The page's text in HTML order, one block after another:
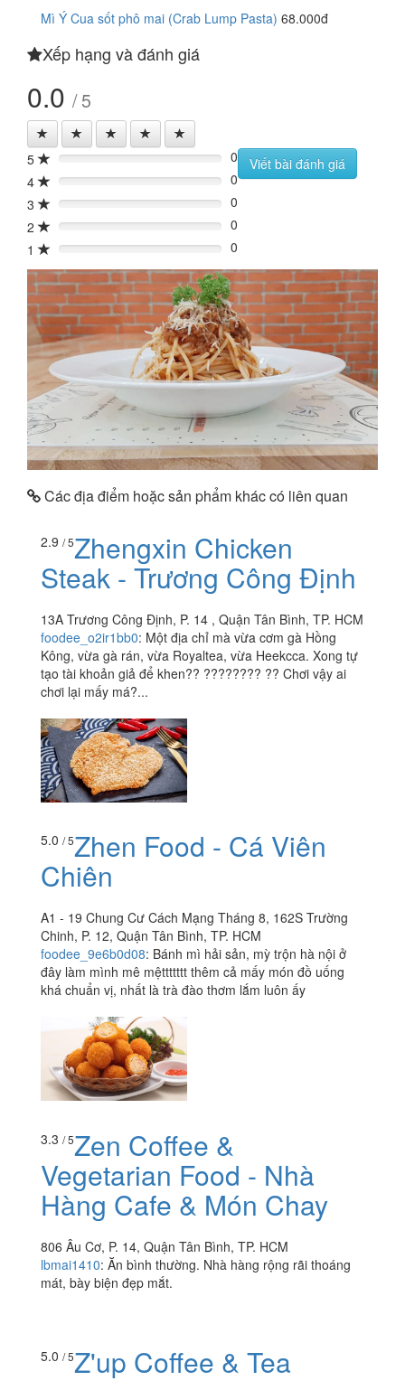
Mì Ý Cua sốt phô mai (Crab Lump Pasta) 68.000đ
Xếp hạng và đánh giá
0.0 / 5
5 0%
0
4
0%
0
3
0%
0
2
0%
0
1
0% 0
Viết bài đánh giá
Các địa điểm hoặc sản phẩm khác có liên quan
2.9 / 5Zhengxin Chicken
Steak - Trương Công Định
13A Trương Công Định, P. 14 , Quận Tân Bình, TP. HCM
foodee_o2ir1bb0: Một địa chỉ mà vừa cơm gà Hồng
Kông, vừa gà rán, vừa Royaltea, vừa Heekcca. Xong tự
tạo tài khoản giả để khen?? ???????? ?? Chơi vậy ai
chơi lại mấy má?...
5.0 / 5Zhen Food - Cá Viên
Chiên
A1 - 19 Chung Cư Cách Mạng Tháng 8, 162S Trường
Chinh, P. 12, Quận Tân Bình, TP. HCM
foodee_9e6b0d08: Bánh mì hải sản, mỳ trộn hà nội ở
đây làm mình mê mệttttttt thêm cả mấy món đồ uống
khá chuẩn vị, nhất là trà đào thơm lắm luôn ấy
3.3 / 5Zen Coffee &
Vegetarian Food - Nhà
Hàng Cafe & Món Chay
806 Âu Cơ, P. 14, Quận Tân Bình, TP. HCM
lbmai1410: Ăn bình thường. Nhà hàng rộng rãi thoáng
mát, bày biện đẹp mắt.